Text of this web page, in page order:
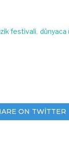
festivali, dünyaca
ON TWITTER